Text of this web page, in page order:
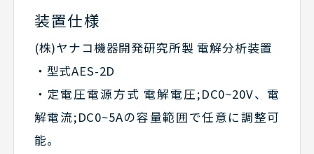
装置仕様
(株)ヤナコ機器開発研究所製 電解分析装置
・型式AES-2D
・定電圧電源方式 電解電圧;DC0~20V、電
解電流;DC0~5Aの容量範囲で任意に調整可
能。